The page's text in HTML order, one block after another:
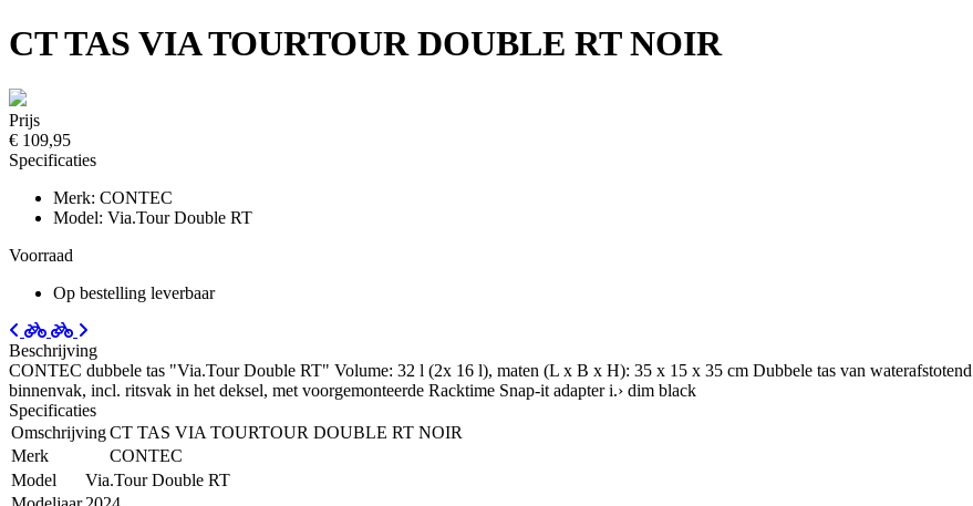
CT TAS VIA TOURTOUR DOUBLE RT NOIR
Prijs
€ 109,95
Specificaties
Merk: CONTEC
Model: Via.Tour Double RT
Voorraad
Op bestelling leverbaar
Beschrijving
CONTEC dubbele tas "Via.Tour Double RT" Volume: 32 l (2x 16 l), maten (L x B x H): 35 x 15 x 35 cm Dubbele tas van
binnenvak, incl. ritsvak in het deksel, met voorgemonteerde Racktime Snap-it adapter i.› dim black
Specificaties
OmschrijvingCT TAS VIA TOURTOUR DOUBLE RT NOIR
Merk
CONTEC
Model
Via.Tour Double RT